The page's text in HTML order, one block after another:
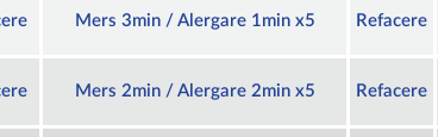
Mers 3min / Alergare 1min x5 Refacere
Mers 2min / Alergare 2min x5 Refacere